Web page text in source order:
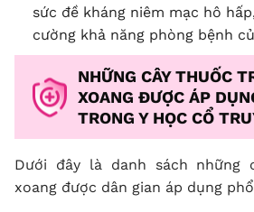
sức đề kháng niêm mạc hô
cường khả năng phòng bệnh
NHỮNG CÂY THUỐC
XOANG ĐƯỢC ÁP
TRONG Y HỌC CỔ
Dưới đây là danh sách những
xoang được dân gian áp dụng